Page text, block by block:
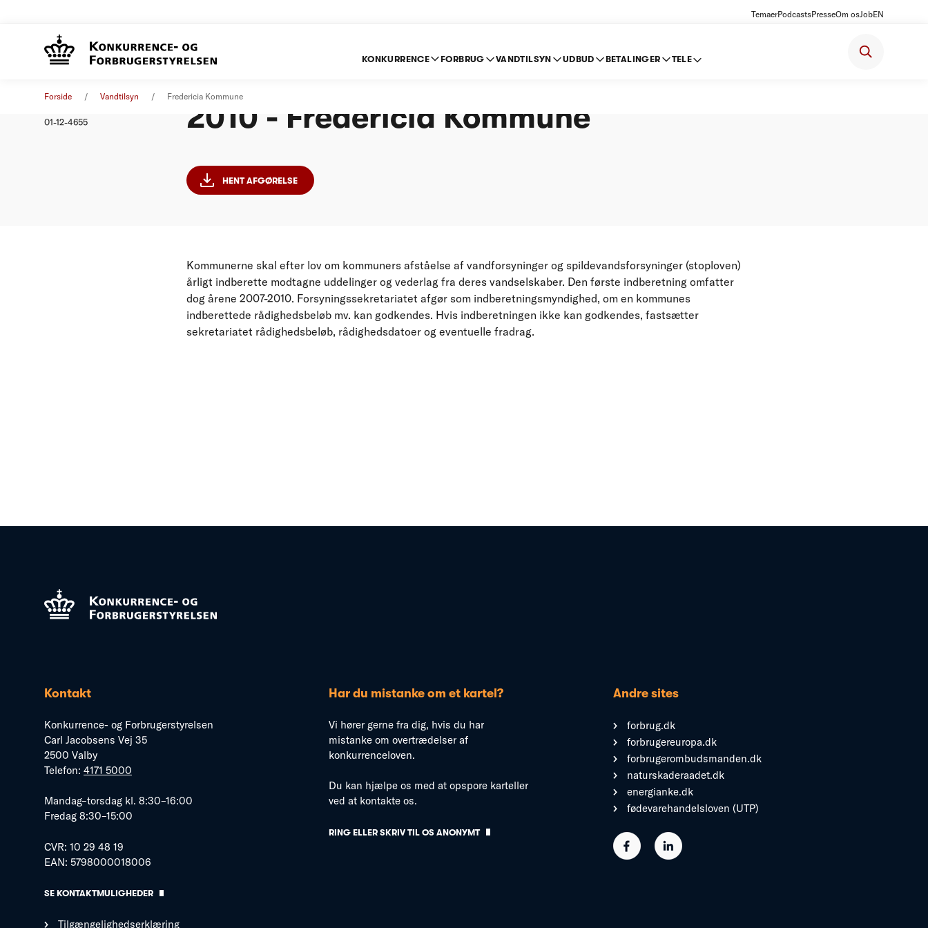
TemaerPodcastsPresseOm osJobEN
KONKURRENCE FORBRUG VANDTILSYN UDBUD BETALINGER TELE
Forside Vandtilsyn Fredericia Kommune
01-12-4655
2010 - Fredericia Kommune
HENT AFGØRELSE
Kommunerne skal efter lov om kommuners afståelse af vandforsyninger og spildevandsforsyninger (stoploven)
årligt indberette modtagne uddelinger og vederlag fra deres vandselskaber. Den første indberetning omfatter
dog årene 2007-2010. Forsyningssekretariatet afgør som indberetningsmyndighed, om en kommunes
indberettede rådighedsbeløb mv. kan godkendes. Hvis indberetningen ikke kan godkendes, fastsætter
sekretariatet rådighedsbeløb, rådighedsdatoer og eventuelle fradrag.
Kontakt
Konkurrence- og Forbrugerstyrelsen
Carl Jacobsens Vej 35
2500 Valby
Telefon: 4171 5000
Mandag–torsdag kl. 8:30–16:00
Fredag 8:30–15:00
CVR: 10 29 48 19
EAN: 5798000018006
SE KONTAKTMULIGHEDER
Tilgængelighedserklæring
Har du mistanke om et kartel?
Vi hører gerne fra dig, hvis du har
mistanke om overtrædelser af
konkurrenceloven.
Du kan hjælpe os med at opspore karteller
ved at kontakte os.
RING ELLER SKRIV TIL OS ANONYMT
Andre sites
forbrug.dk
forbrugereuropa.dk
forbrugerombudsmanden.dk
naturskaderaadet.dk
energianke.dk
fødevarehandelsloven (UTP)